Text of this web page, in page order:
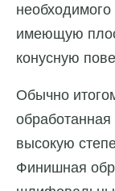
необходимого
имеющую
конусную
Обычно
обработанная
высокую
Финишная